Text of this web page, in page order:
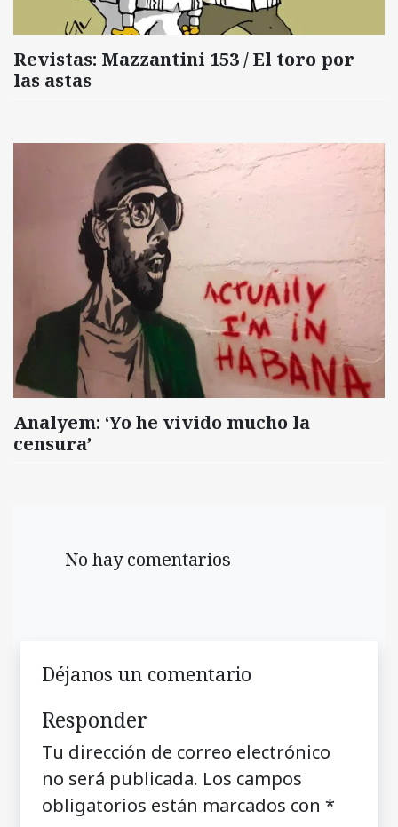
Revistas: Mazzantini 153 / El toro por
las astas
Analyem: ‘Yo he vivido mucho la
censura’
No hay comentarios
Déjanos un comentario
Responder
Tu dirección de correo electrónico
no será publicada. Los campos
obligatorios están marcados con *